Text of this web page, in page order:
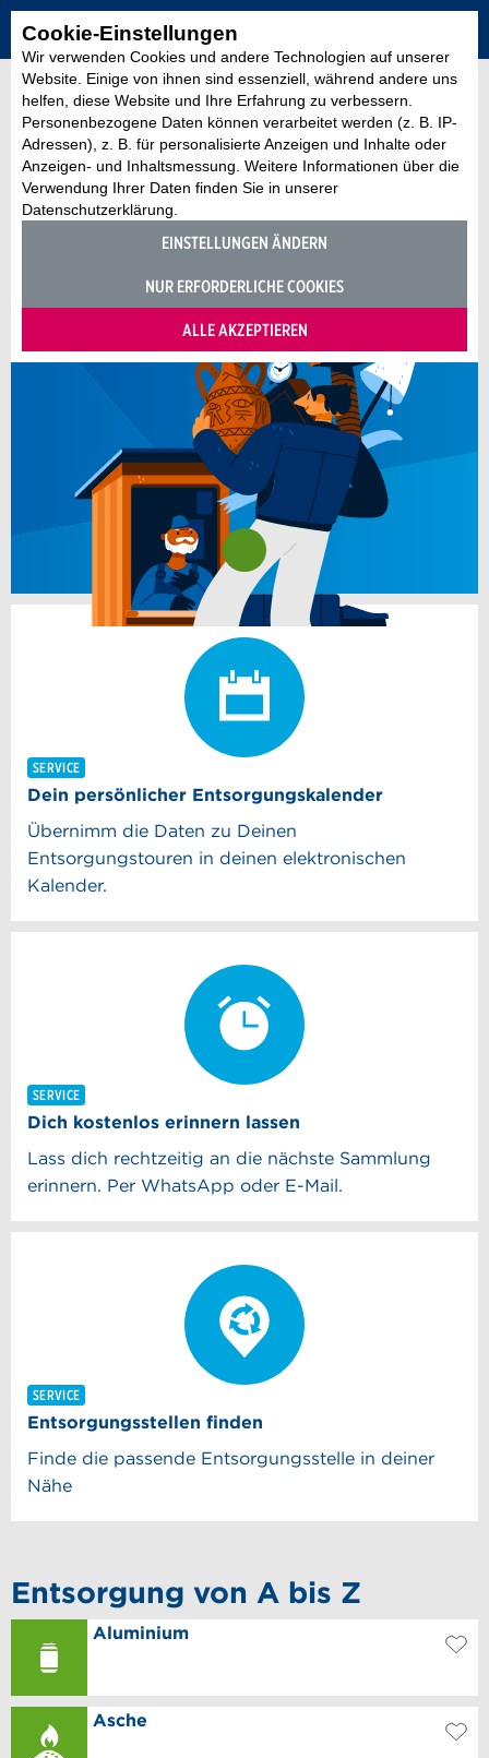
Cookie-Einstellungen
Wir verwenden Cookies und andere Technologien auf unserer
Website. Einige von ihnen sind essenziell, während andere uns
helfen, diese Website und Ihre Erfahrung zu verbessern.
Personenbezogene Daten können verarbeitet werden (z. B. IP-
Adressen), z. B. für personalisierte Anzeigen und Inhalte oder
Anzeigen- und Inhaltsmessung. Weitere Informationen über die
Verwendung Ihrer Daten finden Sie in unserer
Datenschutzerklärung.
EINSTELLUNGEN ÄNDERN
NUR ERFORDERLICHE COOKIES
ALLE AKZEPTIEREN